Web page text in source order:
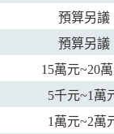
預算另議
預算另議
15萬元~20
5千元~1萬
1萬元~2萬